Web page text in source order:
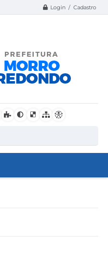
Login / Cadastro